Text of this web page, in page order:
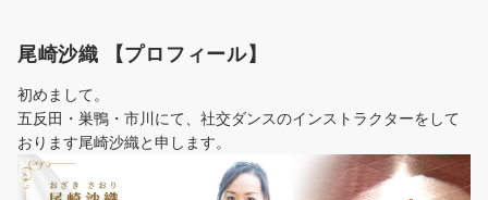
尾崎沙織 【プロフィール】
初めまして。
五反田・巣鴨・市川にて、社交ダンスのインストラクターをして
おります尾崎沙織と申します。